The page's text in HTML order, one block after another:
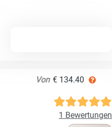
Von € 134.40
1 Bewertungen